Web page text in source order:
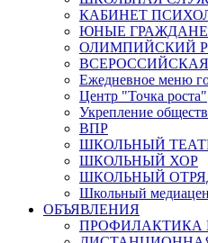
КАБИНЕТ
ЮНЫЕ
ОЛИМПИЙСКИЙ
Ежедневное меню
Центр "Точка роста"
Укрепление
ВПР
ШКОЛЬНЫЙ
ШКОЛЬНЫЙ ХОР
ШКОЛЬНЫЙ
Школьный
ОБЪЯВЛЕНИЯ
ПРОФИЛАКТИКА